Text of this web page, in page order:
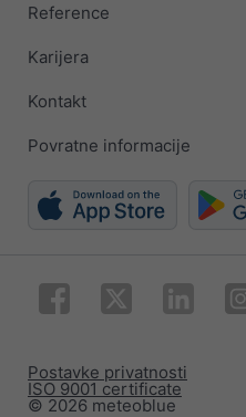
Reference
Karijera
Kontakt
Povratne informacije
© 2026 meteoblue
ISO 9001 certificate
Postavke privatnosti